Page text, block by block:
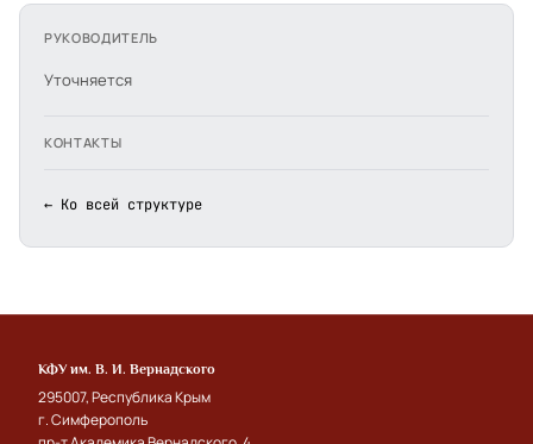
РУКОВОДИТЕЛЬ
Уточняется
КОНТАКТЫ
← Ко всей структуре
КФУ им. В. И. Вернадского
295007, Республика Крым
г. Симферополь